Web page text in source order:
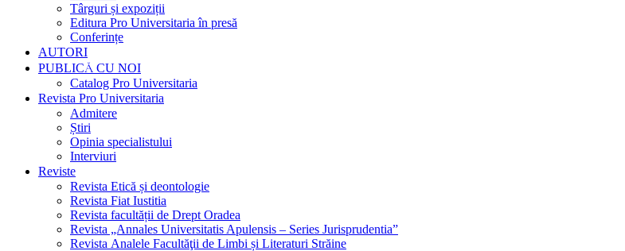
Târguri și expoziții
Editura Pro Universitaria în presă
Conferințe
AUTORI
PUBLICĂ CU NOI
Catalog Pro Universitaria
Revista Pro Universitaria
Admitere
Știri
Opinia specialistului
Interviuri
Reviste
Revista Etică și deontologie
Revista Fiat Iustitia
Revista facultății de Drept Oradea
Revista „Annales Universitatis Apulensis – Series Jurisprudentia”
Revista Analele Facultăţii de Limbi și Literaturi Străine